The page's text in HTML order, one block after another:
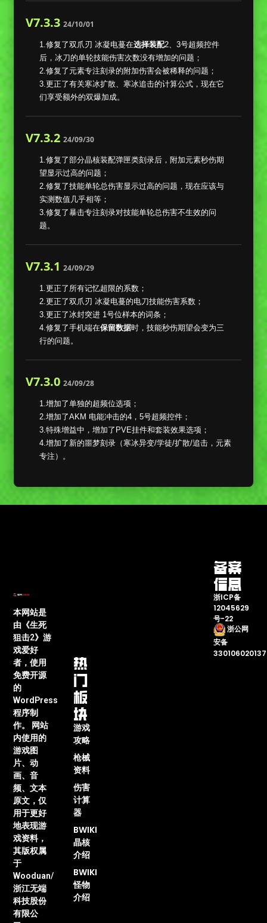
V7.3.3 24/10/01
1.修复了双爪刃 冰凝电蔓在选择装配2、3号超频控件
后，冰刀的单轮技能伤害次数没有增加的问题；
2.修复了元素专注刻录的附加伤害会被稀释的问题；
3.更正了有关寒冰扩散、寒冰追击的计算公式，现在它
们享受额外的双爆加成。
V7.3.2 24/09/30
1.修复了部分晶核装配弹匣类刻录后，附加元素秒伤期
望显示过高的问题；
2.修复了技能单轮总伤害显示过高的问题，现在应该与
实测数值几乎相等；
3.修复了暴击专注刻录对技能单轮总伤害不生效的问
题。
V7.3.1 24/09/29
1.更正了所有记忆超限的系数；
2.更正了双爪刃 冰凝电蔓的电刀技能伤害系数；
3.更正了冰封突进 1号位样本的词条；
4.修复了手机端在保留数据时，技能秒伤期望会变为三
行的问题。
V7.3.0 24/09/28
1.增加了单独的超频位选项；
2.增加了AKM 电能冲击的4，5号超频控件；
3.特殊增益中，增加了PVE挂件和套装效果选项；
4.增加了新的噩梦刻录（寒冰异变/学徒/扩散/追击，元素
专注）。
本网站是
由《生死
狙击2》游
戏爱好
者，使用
免费开源
的
WordPress
程序制
作。 网站
内使用的
游戏图
片、动
画、音
频、文本
原文，仅
用于更好
地表现游
戏资料，
其版权属
于
Wooduan/
浙江无端
科技股份
有限公
热
门
板
块
游戏
攻略
枪械
资料
伤害
计算
器
BWIKI
晶核
介绍
BWIKI
怪物
介绍
备案
信息
浙ICP备
12045629
号-22
浙公网
安备